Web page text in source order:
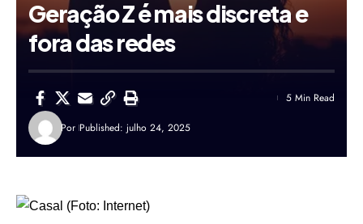
Geração Z é mais discreta e
fora das redes
Por Published: julho 24, 2025
5 Min Read